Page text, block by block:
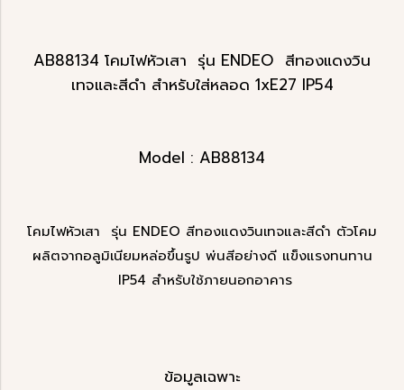
AB88134 โคมไฟหัวเสา รุ่น ENDEO สีทองแดงวิน
เทจและสีดำ สำหรับใส่หลอด 1xE27 IP54
Model : AB88134
โคมไฟหัวเสา รุ่น ENDEO สีทองแดงวินเทจและสีดำ ตัวโคม
ผลิตจากอลูมิเนียมหล่อขึ้นรูป พ่นสีอย่างดี แข็งแรงทนทาน
IP54 สำหรับใช้ภายนอกอาคาร
ข้อมูลเฉพาะ